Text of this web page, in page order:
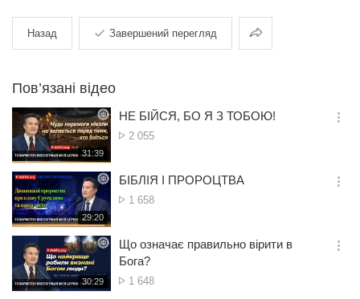
Назад Завершений перегляд Поділитися
Пов’язані відео
재
생
시
간
31:39
НЕ БІЙСЯ, БО Я З ТОБОЮ!
Кількість
2 055
옵
기
재
생
시
간
29:20
БІБЛІЯ І ПРОРОЦТВА
Кількість
1 658
옵
기
재
생
30:29
Що означає правильно вірити в
Бога?
Кількість
1 648
옵